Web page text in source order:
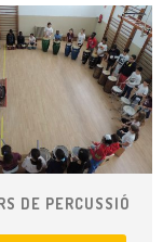
DE PERCUSSIÓ